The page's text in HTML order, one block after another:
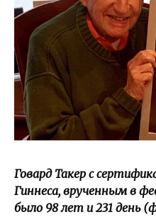
Говард Такер с
Гиннеса, врученным в
было 98 лет и 231 день